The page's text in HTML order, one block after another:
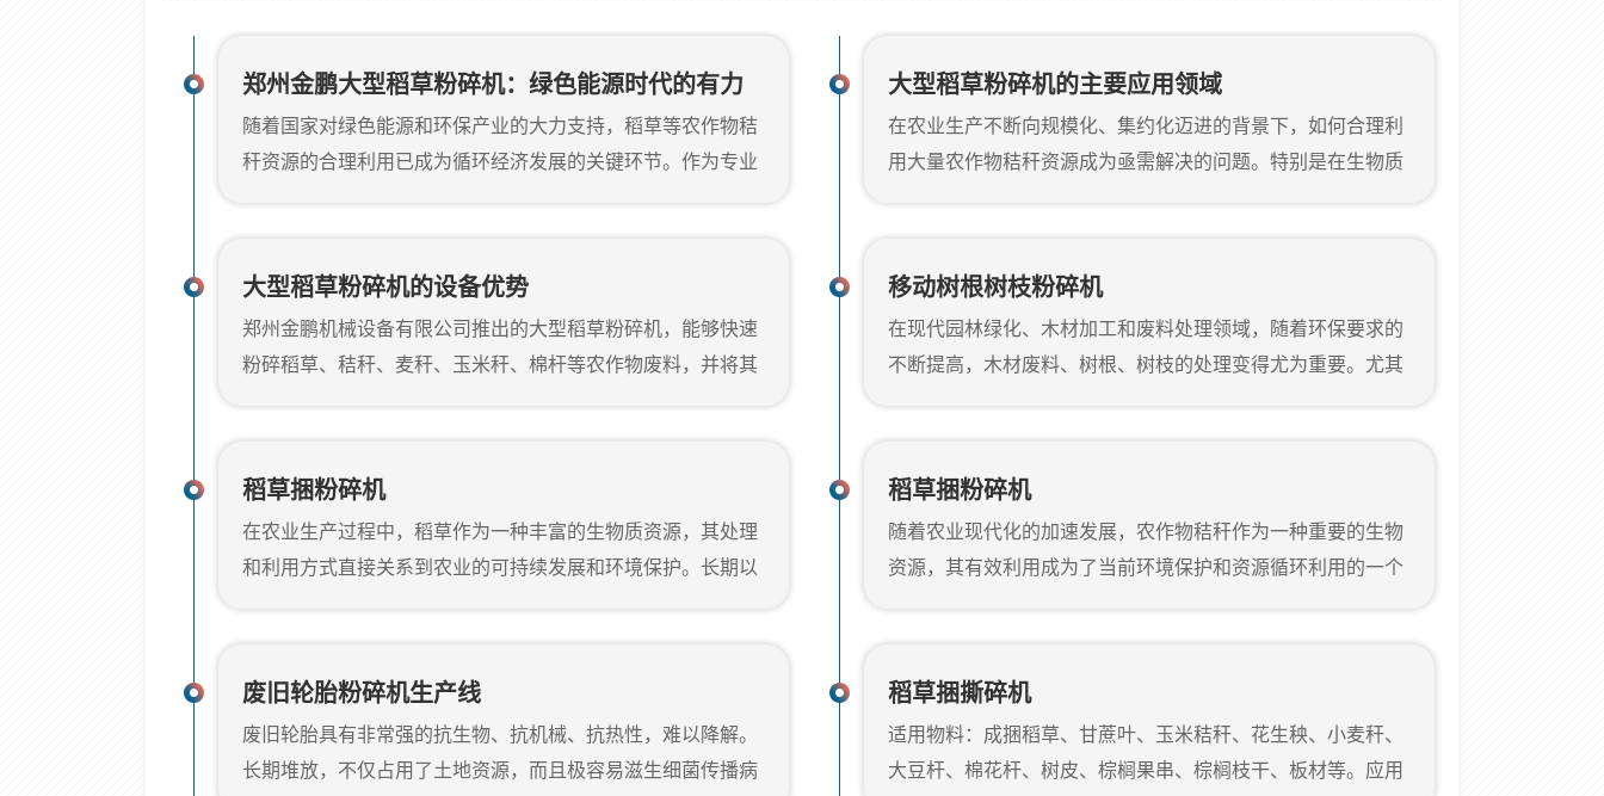
郑州金鹏大型稻草粉碎机：绿色能源时代的有力
帮手
随着国家对绿色能源和环保产业的大力支持，稻草等农作物秸
秆资源的合理利用已成为循环经济发展的关键环节。作为专业
大型稻草粉碎机设备，致力于为生物质能源、农业废弃物处理
等领域提供更加实用、稳定的粉碎解决方案。一、郑州金鹏大
型稻草粉碎机的应用领域1.生物质燃料厂：将捆扎的稻草、麦
秆、玉米秸秆等原料预处理，方便后续制粒成型，提高燃烧效
率。2.农业废...
大型稻草粉碎机的主要应用领域
在农业生产不断向规模化、集约化迈进的背景下，如何合理利
用大量农作物秸秆资源成为亟需解决的问题。特别是在生物质
秆等农作物残余物需提前进行粉碎处理，以便于后续压缩、运
输、燃烧或发酵。郑州金鹏机械设备有限公司推出的大型稻草
粉碎机，正是为了解决这一问题而研发的实用设备。一、大型
稻草粉碎机的主要应用领域郑州金鹏大型稻草粉碎机广泛适用
于以下多个行业与...
大型稻草粉碎机的设备优势
郑州金鹏机械设备有限公司推出的大型稻草粉碎机，能够快速
粉碎稻草、秸秆、麦秆、玉米秆、棉杆等农作物废料，并将其
料。该设备凭借稳定的作业能力、坚固耐用的结构以及智能化
操作系统，已广泛应用于农业、畜牧业和环保产业，为农作物
废料的循环利用提供了可靠的解决方案。大型稻草粉碎机的应
用领域1.生物质能源行业随着可再生能源的兴起，生物质燃料
已成为替代传统...
移动树根树枝粉碎机
在现代园林绿化、木材加工和废料处理领域，随着环保要求的
不断提高，木材废料、树根、树枝的处理变得尤为重要。尤其
足够的机动性而无法满足需求。因此，移动树根树枝粉碎机成
为了许多企业和园林绿化项目的必备设备。作为国内知名的粉
碎设备制造商，郑州金鹏公司推出的移动树根树枝粉碎机，凭
借其出色的性能和灵活性，成为了行业内的优选设备。一、移
动树根树枝粉碎机...
稻草捆粉碎机
在农业生产过程中，稻草作为一种丰富的生物质资源，其处理
和利用方式直接关系到农业的可持续发展和环境保护。长期以
源，还造成了严重的环境污染。为了解决这一难题，郑州金鹏
机械推出了稻草捆粉碎机，该机械专为农作物秸秆粉碎而设
计，将传统的稻草处理方式转变为资源化利用的新路径。郑州
金鹏稻草捆粉碎机简介郑州金鹏稻草捆粉碎机是一种专业处理
农作物秸秆的设备，...
稻草捆粉碎机
随着农业现代化的加速发展，农作物秸秆作为一种重要的生物
资源，其有效利用成为了当前环境保护和资源循环利用的一个
研发与生产，成功推出了 的秸秆撕碎机，为农作物秸秆的再利
用提供了强有力的技术支持。 的秸秆处理新方案秸秆撕碎机是
一款专为农作物秸秆、稻草等农业废弃物设计的粉碎设备。该
设备采用先进的双电机驱动技术，结合减速机传动，有效保证
了粉碎过...
废旧轮胎粉碎机生产线
废旧轮胎具有非常强的抗生物、抗机械、抗热性，难以降解。
长期堆放，不仅占用了土地资源，而且极容易滋生细菌传播病
稻草捆撕碎机
适用物料：成捆稻草、甘蔗叶、玉米秸秆、花生秧、小麦秆、
大豆杆、棉花杆、树皮、棕榈果串、棕榈枝干、板材等。应用